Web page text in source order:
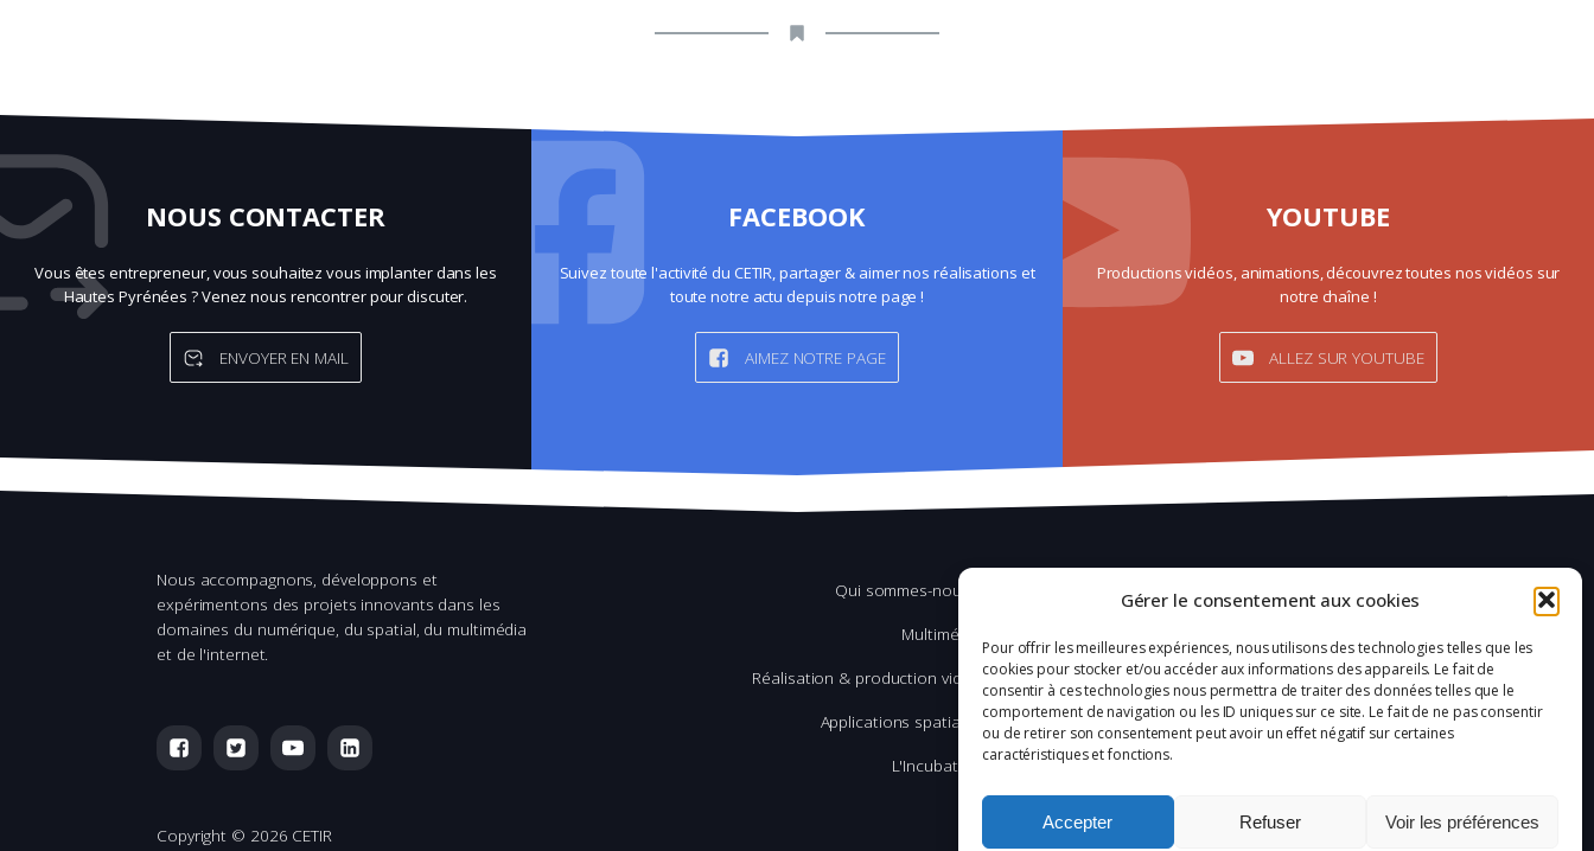
Gérer le consentement aux cookies
Pour offrir les meilleures expériences, nous utilisons des technologies telles que les
cookies pour stocker et/ou accéder aux informations des appareils. Le fait de
consentir à ces technologies nous permettra de traiter des données telles que le
comportement de navigation ou les ID uniques sur ce site. Le fait de ne pas consentir
ou de retirer son consentement peut avoir un effet négatif sur certaines
caractéristiques et fonctions.
Accepter Refuser Voir les préférences
NOUS CONTACTER
Vous êtes entrepreneur, vous souhaitez vous implanter dans les
Hautes Pyrénées ? Venez nous rencontrer pour discuter.
ENVOYER EN MAIL
FACEBOOK
Suivez toute l'activité du CETIR, partager & aimer nos réalisations et
toute notre actu depuis notre page !
AIMEZ NOTRE PAGE
YOUTUBE
Productions vidéos, animations, découvrez toutes nos vidéos sur
notre chaîne !
ALLEZ SUR YOUTUBE
Nous accompagnons, développons et
expérimentons des projets innovants dans les
domaines du numérique, du spatial, du multimédia
et de l'internet.
Qui sommes-nous ?
Multimédia
Réalisation & production vidéo
Applications spatiales
L'Incubation
Mentions légales
Plan du site
Politique de cookies (UE)
Copyright © 2026 CETIR